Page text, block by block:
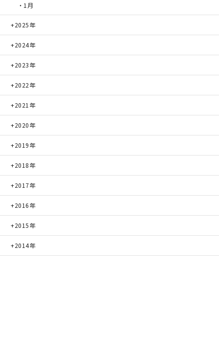
・1月
2025年
2024年
2023年
2022年
2021年
2020年
2019年
2018年
2017年
2016年
2015年
2014年